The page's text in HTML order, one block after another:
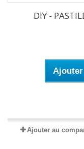
DIY -
Ajouter au